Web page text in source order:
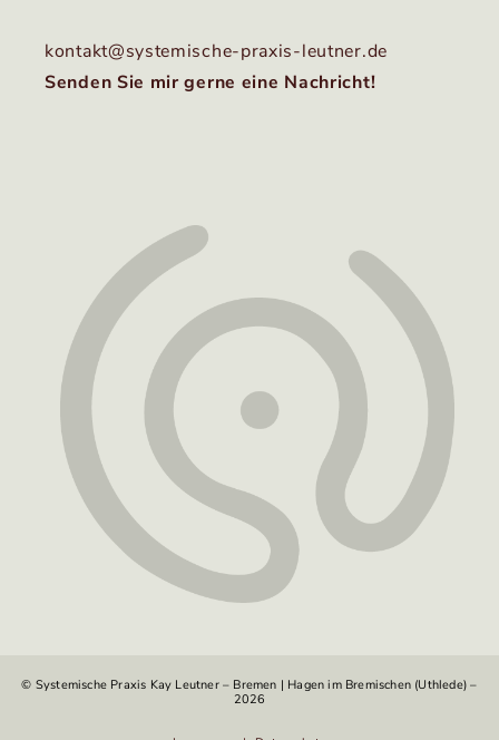
kontakt@systemische-praxis-leutner.de
Senden Sie mir gerne eine Nachricht!
© Systemische Praxis Kay Leutner – Bremen | Hagen im Bremischen (Uthlede) –
2026